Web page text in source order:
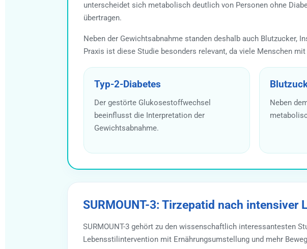
unterscheidet sich metabolisch deutlich von Personen ohne
übertragen.
Neben der Gewichtsabnahme standen deshalb auch
Praxis ist diese Studie besonders relevant, da viele Menschen
Typ-2-Diabetes
Der gestörte Glukosestoffwechsel
beeinflusst die Interpretation der
Gewichtsabnahme.
Neben
SURMOUNT-3: Tirzepatid nach intensiver
SURMOUNT-3 gehört zu den wissenschaftlich interessantesten
Lebensstilintervention mit Ernährungsumstellung und mehr